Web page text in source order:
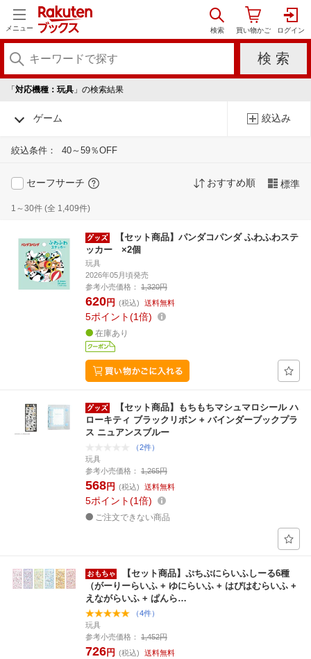
メニュー
「 対応機種：玩具 」の検索結果
ゲーム 絞込み
絞込条件： 40～59％OFF
セーフサーチ おすすめ順 標準
1～30件 (全 1,409件)
【セット商品】パンダコパンダ ふわふわステ
ッカー ×2個
玩具
2026年05月頃発売
参考小売価格：
1,320円
620円 (税込) 送料無料
5ポイント 1倍
在庫あり
【セット商品】もちもちマシュマロシール ハ
ローキティ ブラックリボン + バインダーブックプラ
ス ニュアンスブルー
（2件）
玩具
参考小売価格：
1,265円
568円 (税込) 送料無料
5ポイント 1倍
ご注文できない商品
【セット商品】ぷちぷにらいふしーる6種
（がーりーらいふ + ゆにらいふ + はぴはむらいふ +
えながらいふ + ぱんら…
（4件）
玩具
参考小売価格：
1,452円
726円 (税込) 送料無料